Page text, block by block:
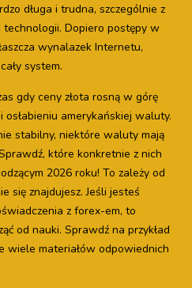
długa i trudna, szczególnie z
Dopiero postępy w
wynalazek Internetu,
system.
gdy ceny złota rosną w górę
amerykańskiej waluty.
stabilny, niektóre waluty mają
które konkretnie z nich
2026 roku! To zależy od
się znajdujesz. Jeśli jesteś
z forex-em, to
od nauki. Sprawdź na przykład
wiele materiałów odpowiednich